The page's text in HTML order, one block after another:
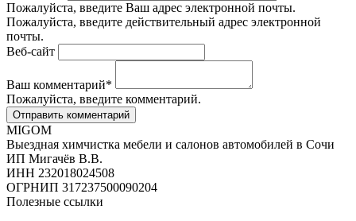
Пожалуйста, введите Ваш адрес электронной почты.
Пожалуйста, введите действительный адрес электронной
почты.
Веб-сайт
Ваш комментарий*
Пожалуйста, введите комментарий.
MIGOM
Выездная химчистка мебели и салонов автомобилей в Сочи
ИП Мигачёв В.В.
ИНН 232018024508
ОГРНИП 317237500090204
Полезные ссылки